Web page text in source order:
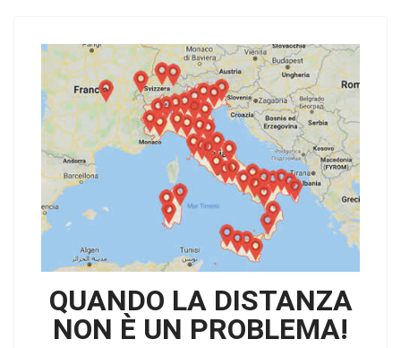
QUANDO LA DISTANZA
NON È UN PROBLEMA!